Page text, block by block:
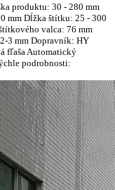
produktu: 30 - 280 mm
mm Dĺžka štítku: 25 - 300
valca: 76 mm
3 mm Dopravník: HY
fľaša Automatický
podrobnosti: